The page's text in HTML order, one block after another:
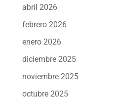
abril 2026
febrero 2026
enero 2026
diciembre 2025
noviembre 2025
octubre 2025